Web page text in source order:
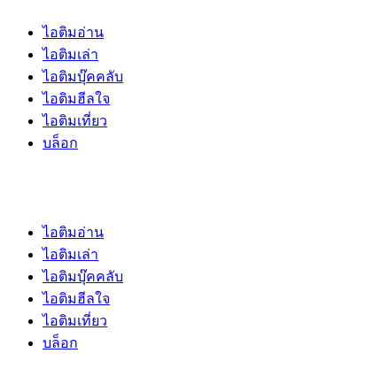
ไอติมอ่าน
ไอติมเล่า
ไอติมบุ๊คคลับ
ไอติมฮีลใจ
ไอติมเที่ยว
บล็อก
ไอติมอ่าน
ไอติมเล่า
ไอติมบุ๊คคลับ
ไอติมฮีลใจ
ไอติมเที่ยว
บล็อก